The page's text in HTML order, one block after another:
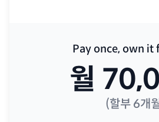
Pay once, own it
월
(할부 6개